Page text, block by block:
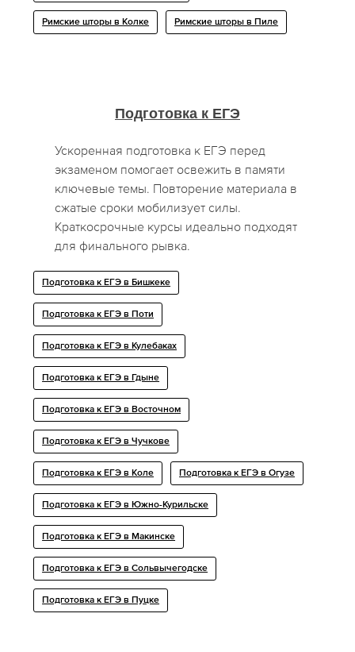
Римские шторы в Колке Римские шторы в Пиле
Подготовка к ЕГЭ
Ускоренная подготовка к ЕГЭ перед
экзаменом помогает освежить в памяти
ключевые темы. Повторение материала в
сжатые сроки мобилизует силы.
Краткосрочные курсы идеально подходят
для финального рывка.
Подготовка к ЕГЭ в Бишкеке
Подготовка к ЕГЭ в Поти
Подготовка к ЕГЭ в Кулебаках
Подготовка к ЕГЭ в Гдыне
Подготовка к ЕГЭ в Восточном
Подготовка к ЕГЭ в Чучкове
Подготовка к ЕГЭ в Коле Подготовка к ЕГЭ в Огузе
Подготовка к ЕГЭ в Южно-Курильске
Подготовка к ЕГЭ в Макинске
Подготовка к ЕГЭ в Сольвычегодске
Подготовка к ЕГЭ в Пуцке